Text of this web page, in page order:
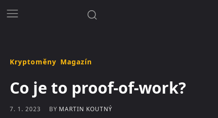
Kryptoměny Magazín
Co je to proof-of-work?
7. 1. 2023 BY MARTIN KOUTNÝ